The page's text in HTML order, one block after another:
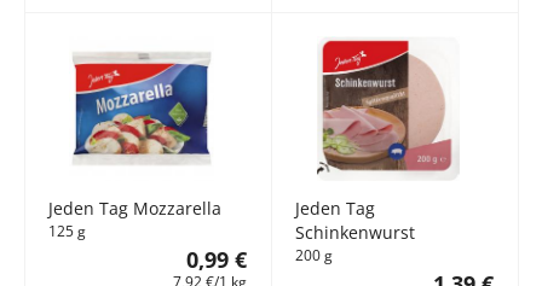
Jeden Tag Mozzarella
125 g
0,99 €
7,92 €/1 kg
Jeden Tag
Schinkenwurst
200 g